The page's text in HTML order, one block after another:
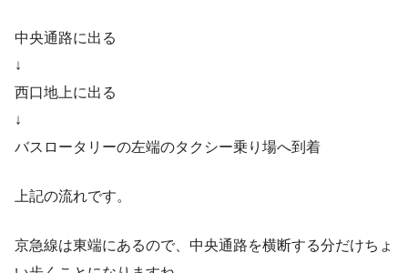
中央通路に出る
↓
西口地上に出る
↓
バスロータリーの左端のタクシー乗り場へ到着
上記の流れです。
京急線は東端にあるので、中央通路を横断する分だけちょ